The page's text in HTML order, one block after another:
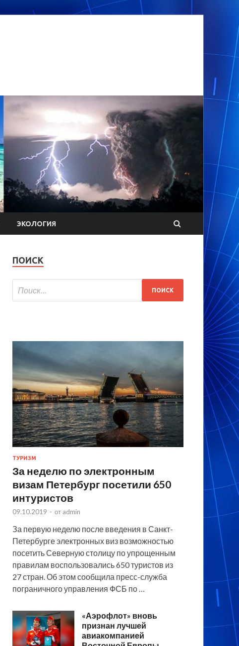
ЭКОЛОГИЯ
ПОИСК
ТУРИЗМ
За неделю по электронным
визам Петербург посетили 650
интуристов
09.10.2019 - от admin
За первую неделю после введения в Санкт-
Петербурге электронных виз возможностью
посетить Северную столицу по упрощенным
правилам воспользовались 650 туристов из
27 стран. Об этом сообщила пресс-служба
пограничного управления ФСБ по …
«Аэрофлот» вновь
признан лучшей
авиакомпанией